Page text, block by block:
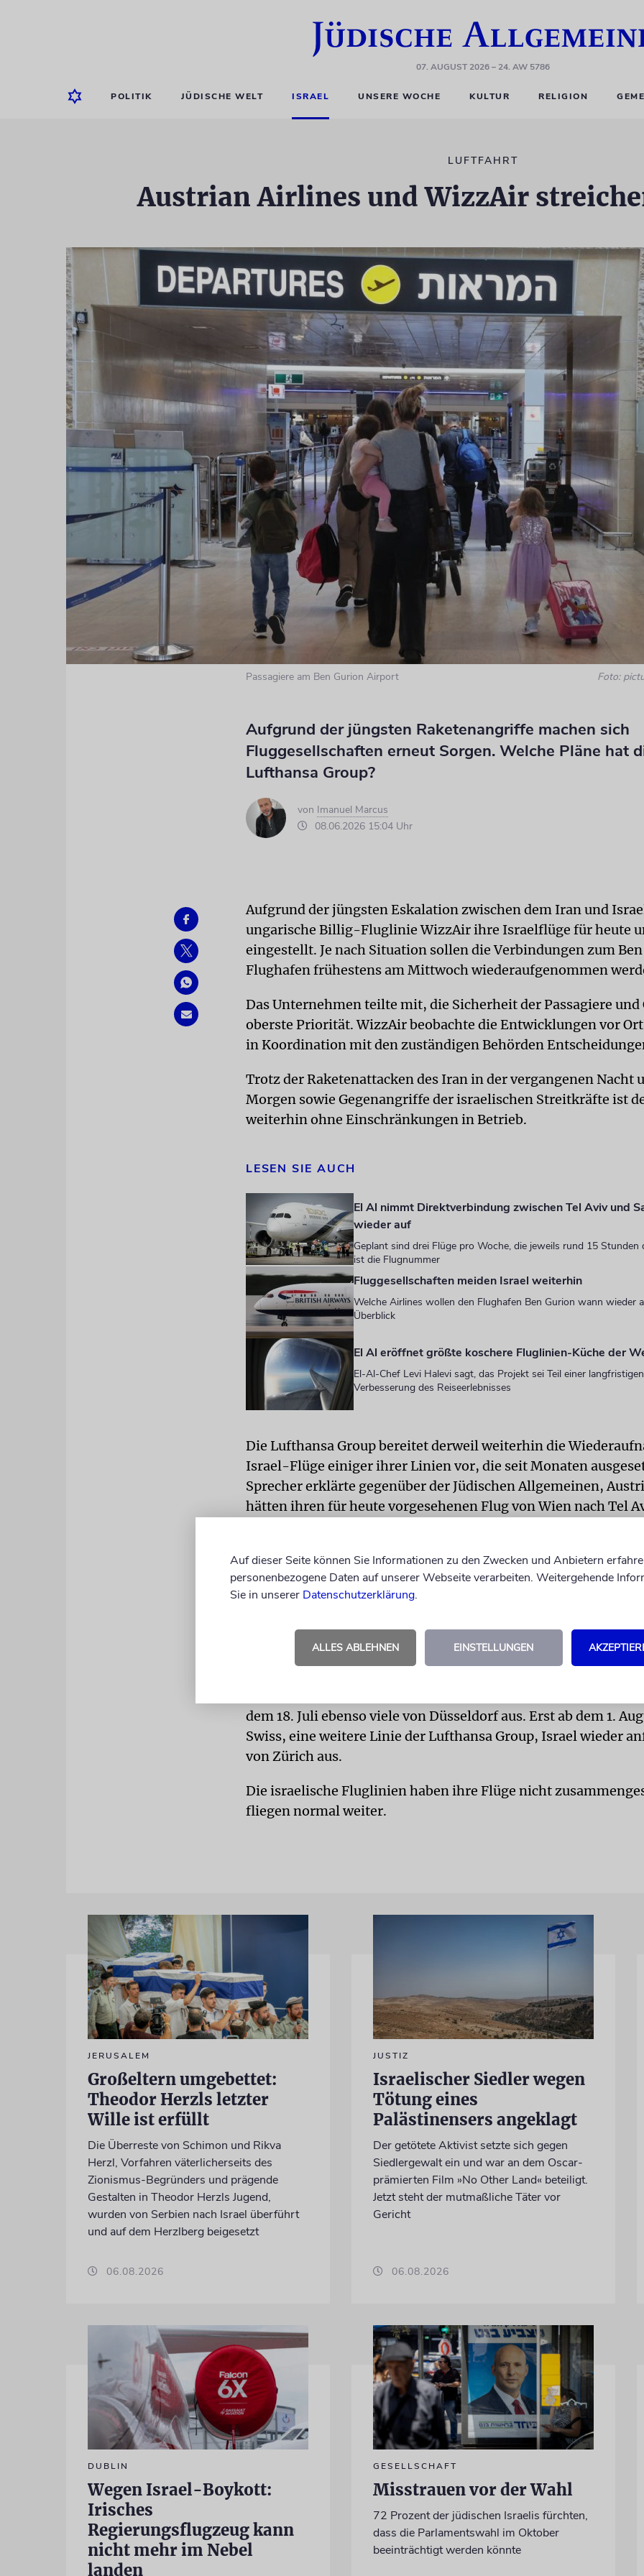
07. AUGUST 2026– 24. AW 5786
POLITIK JÜDISCHE WELT ISRAEL UNSERE WOCHE KULTUR RELIGION
LUFTFAHRT
Austrian Airlines und WizzAir
Passagiere am Ben Gurion Airport Foto:
Aufgrund der jüngsten Raketenangriffe machen sich
Fluggesellschaften erneut Sorgen. Welche Pläne hat
Lufthansa Group?
von Imanuel Marcus
08.06.2026 15:04 Uhr
Aufgrund der jüngsten Eskalation zwischen dem Iran und
ungarische Billig-Fluglinie WizzAir ihre Israelflüge für heute
eingestellt. Je nach Situation sollen die Verbindungen zum
Flughafen frühestens am Mittwoch wiederaufgenommen
Das Unternehmen teilte mit, die Sicherheit der Passagiere und
oberste Priorität. WizzAir beobachte die Entwicklungen vor
in Koordination mit den zuständigen Behörden
Trotz der Raketenattacken des Iran in der vergangenen Nacht
Morgen sowie Gegenangriffe der israelischen Streitkräfte ist
weiterhin ohne Einschränkungen in Betrieb.
LESEN SIE AUCH
El Al nimmt Direktverbindung zwischen Tel Aviv und
wieder auf
Geplant sind drei Flüge pro Woche, die jeweils rund 15 Stunden
ist die Flugnummer
Fluggesellschaften meiden Israel weiterhin
Welche Airlines wollen den Flughafen Ben Gurion wann wieder
Überblick
El Al eröffnet größte koschere Fluglinien-Küche der
El-Al-Chef Levi Halevi sagt, das Projekt sei Teil einer
Verbesserung des Reiseerlebnisses
Die Lufthansa Group bereitet derweil weiterhin die
Israel-Flüge einiger ihrer Linien vor, die seit Monaten
Sprecher erklärte gegenüber der Jüdischen Allgemeinen,
hätten ihren für heute vorgesehenen Flug von Wien nach Tel
Ab dem 1. Juli soll die Linie Lufthansa wieder nach Israel
sind zwei tägliche Flüge vom Rhein-Main-Flughafen nach Tel
hinzukommen.
dem 18. Juli ebenso viele von Düsseldorf aus. Erst ab dem 1.
Swiss, eine weitere Linie der Lufthansa Group, Israel wieder
von Zürich aus.
Die israelische Fluglinien haben ihre Flüge nicht
fliegen normal weiter.
JERUSALEM
Großeltern umgebettet:
Theodor Herzls letzter
Wille ist erfüllt
Die Überreste von Schimon und Rikva
Herzl, Vorfahren väterlicherseits des
Zionismus-Begründers und prägende
Gestalten in Theodor Herzls Jugend,
wurden von Serbien nach Israel überführt
und auf dem Herzlberg beigesetzt
06.08.2026
JUSTIZ
Israelischer Siedler wegen
Tötung eines
Palästinensers angeklagt
Der getötete Aktivist setzte sich gegen
Siedlergewalt ein und war an dem Oscar-
prämierten Film »No Other Land« beteiligt.
Jetzt steht der mutmaßliche Täter vor
Gericht
06.08.2026
DUBLIN
Wegen Israel-Boykott:
Irisches
Regierungsflugzeug kann
nicht mehr im Nebel
landen
GESELLSCHAFT
Misstrauen vor der Wahl
72 Prozent der jüdischen Israelis fürchten,
dass die Parlamentswahl im Oktober
beeinträchtigt werden könnte
Auf dieser Seite können Sie Informationen zu den Zwecken und Anbietern
personenbezogene Daten auf unserer Webseite verarbeiten. Weitergehende
Sie in unserer Datenschutzerklärung.
ALLES ABLEHNEN EINSTELLUNGEN